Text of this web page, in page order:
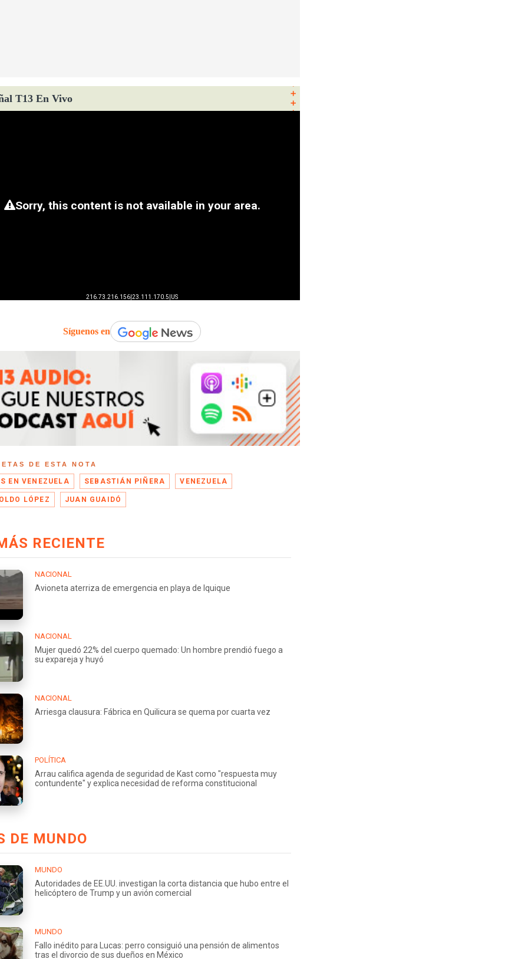
T13 En Vivo
Síguenos en
DE ESTA NOTA
EN VENEZUELA SEBASTIÁN PIÑERA VENEZUELA
LÓPEZ JUAN GUAIDÓ
RECIENTE
NACIONAL
Avioneta aterriza de emergencia en playa de Iquique
NACIONAL
Mujer quedó 22% del cuerpo quemado: Un hombre prendió fuego a
su expareja y huyó
NACIONAL
Arriesga clausura: Fábrica en Quilicura se quema por cuarta vez
POLÍTICA
Arrau califica agenda de seguridad de Kast como "respuesta muy
contundente" y explica necesidad de reforma constitucional
DE MUNDO
MUNDO
Autoridades de EE.UU. investigan la corta distancia que hubo entre el
helicóptero de Trump y un avión comercial
MUNDO
Fallo inédito para Lucas: perro consiguió una pensión de alimentos
tras el divorcio de sus dueños en México